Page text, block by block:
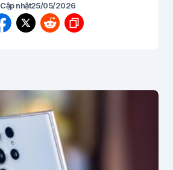
Cập nhật25/05/2026